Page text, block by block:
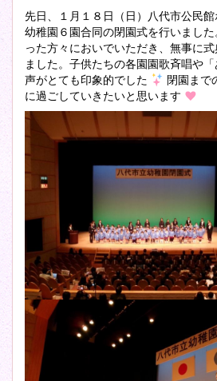
先日、１月１８日（日）八代市公民
幼稚園６園合同の閉園式を行いまし
った方々においでいただき、無事に
ました。子供たちの各園園歌斉唱や
声がとても印象的でした
閉園まで
に過ごしていきたいと思います